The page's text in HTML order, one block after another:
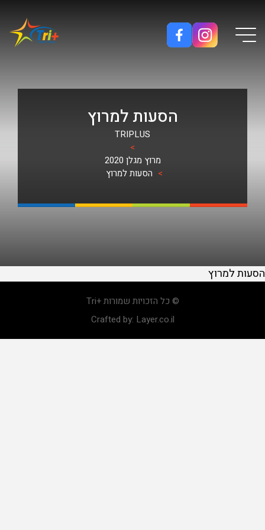
Button used only for devices with a small screen
הסעות למרוץ
TRIPLUS
>
מרוץ מגלן 2020
> הסעות למרוץ
הסעות למרוץ
© כל הזכויות שמורות +Tri
Crafted by: Layer.co.il